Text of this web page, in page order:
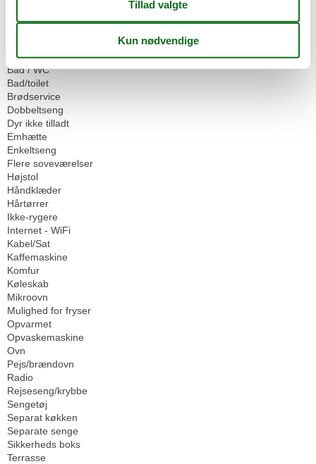
Have til brug
Servicefaciliteter
Bad / WC
Bad/toilet
Brødservice
Dobbeltseng
Dyr ikke tilladt
Emhætte
Enkeltseng
Flere soveværelser
Højstol
Håndklæder
Hårtørrer
Ikke-rygere
Internet - WiFi
Kabel/Sat
Kaffemaskine
Komfur
Køleskab
Mikroovn
Mulighed for fryser
Opvarmet
Opvaskemaskine
Ovn
Pejs/brændovn
Radio
Rejseseng/krybbe
Sengetøj
Separat køkken
Separate senge
Sikkerheds boks
Terrasse